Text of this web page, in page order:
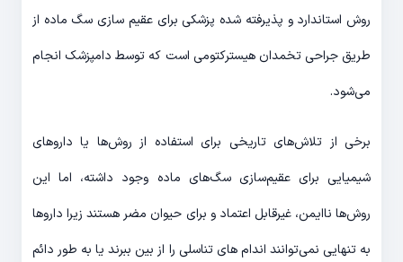
روش استاندارد و پذیرفته شده پزشکی برای عقیم سازی سگ ماده از
طریق جراحی تخمدان هیسترکتومی است که توسط دامپزشک انجام
می‌شود.
برخی از تلاش‌های تاریخی برای استفاده از روش‌ها یا داروهای
شیمیایی برای عقیم‌سازی سگ‌های ماده وجود داشته، اما این
روش‌ها ناایمن، غیرقابل اعتماد و برای حیوان مضر هستند زیرا داروها
به تنهایی نمی‌توانند اندام های تناسلی را از بین ببرند یا به طور دائم